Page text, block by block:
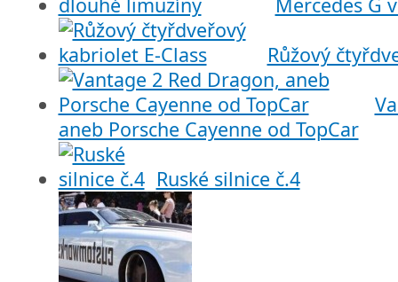
Růžový
aneb Porsche Cayenne od TopCar
Ruské silnice č.4